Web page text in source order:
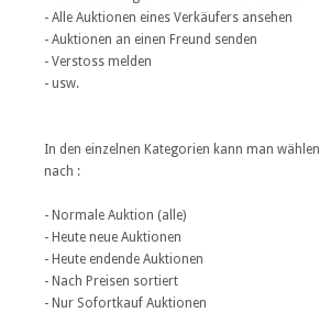
- Alle Auktionen eines Verkäufers ansehen
- Auktionen an einen Freund senden
- Verstoss melden
- usw.
In den einzelnen Kategorien kann man wählen
nach :
- Normale Auktion (alle)
- Heute neue Auktionen
- Heute endende Auktionen
- Nach Preisen sortiert
- Nur Sofortkauf Auktionen